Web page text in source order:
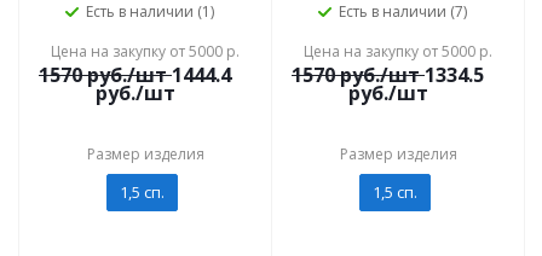
Есть в наличии (1)
Цена на закупку от 5000 р.
1570руб./шт 1444.4
руб./шт
Размер изделия
1,5 сп.
Есть в наличии (7)
Цена на закупку от 5000 р.
1570руб./шт 1334.5
руб./шт
Размер изделия
1,5 сп.